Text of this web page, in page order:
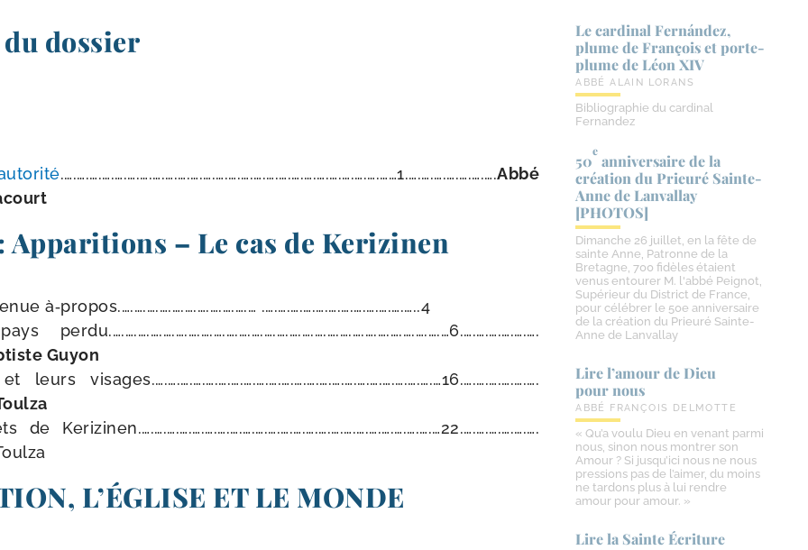
dossier
.….….….….….….….….….….….….….….….….….….….….….….….….….……1.….….….….….….….Abbé
Apparitions – Le cas de Kerizinen
à‑propos.….….….….….….….….….….… .….….….….….….….….….….….…..4
Guyon
visages.….….….….….….….….….….….….….….….….….….….….….….…16.….….….….….….
Kerizinen.….….….….….….….….….….….….….….….….….….….….….….….…22.….….….….….….
L’ÉGLISE ET LE MONDE
Le cardinal Fernández,
plume de François et porte-​
plume de Léon XIV
ABBÉ ALAIN LORANS
Bibliographie du cardinal
Fernandez
50
e
anniversaire de la
création du Prieuré Sainte-​
Anne de Lanvallay
[PHOTOS]
Dimanche 26 juillet, en la fête de
sainte Anne, Patronne de la
Bretagne, 700 fidèles étaient
venus entourer M. l'abbé Peignot,
Supérieur du District de France,
pour célébrer le 50e anniversaire
de la création du Prieuré Sainte-
Anne de Lanvallay
Lire l’amour de Dieu
pour nous
ABBÉ FRANÇOIS DELMOTTE
« Qu’a voulu Dieu en venant parmi
nous, sinon nous montrer son
Amour ? Si jusqu’ici nous ne nous
pressions pas de l’aimer, du moins
ne tardons plus à lui rendre
amour pour amour. »
Lire la Sainte Écriture